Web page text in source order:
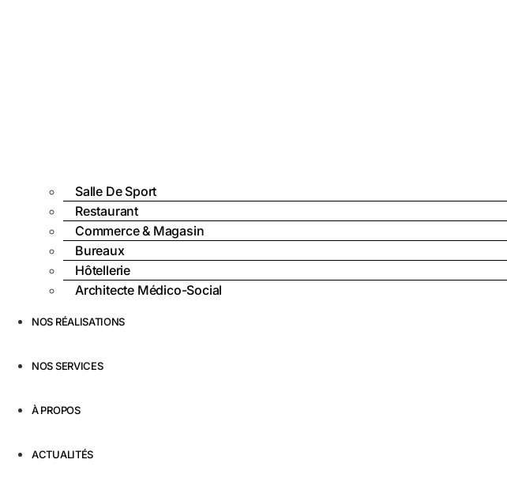
Salle De Sport
Restaurant
Commerce & Magasin
Bureaux
Hôtellerie
Architecte Médico-Social
NOS RÉALISATIONS
NOS SERVICES
À PROPOS
ACTUALITÉS